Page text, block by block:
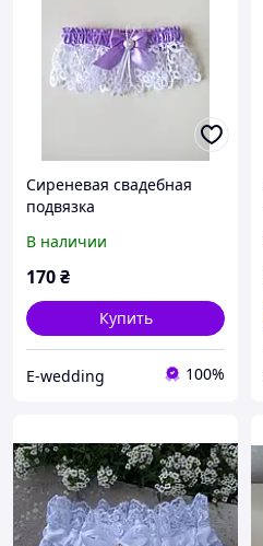
Сиреневая свадебная
подвязка
В наличии
170₴
Купить
E-wedding 100%